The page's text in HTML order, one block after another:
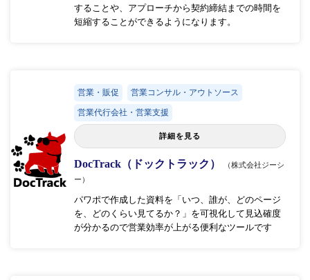
することや、アプローチから契約締結までの時間を
短縮することができるようになります。
営業・販促 営業コンサル・アウトソース
営業代行会社・営業支援
詳細を見る
DocTrack（ドックトラック）
（株式会社ジーシ
ー）
パワポで作成した資料を「いつ、誰が、どのページ
を、どのくらい見てるか？」を可視化して見込確度
が分かるので営業効率が上がる便利なツールです